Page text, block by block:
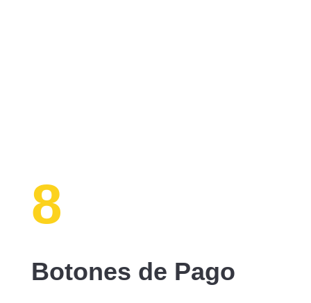
8
Botones de Pago